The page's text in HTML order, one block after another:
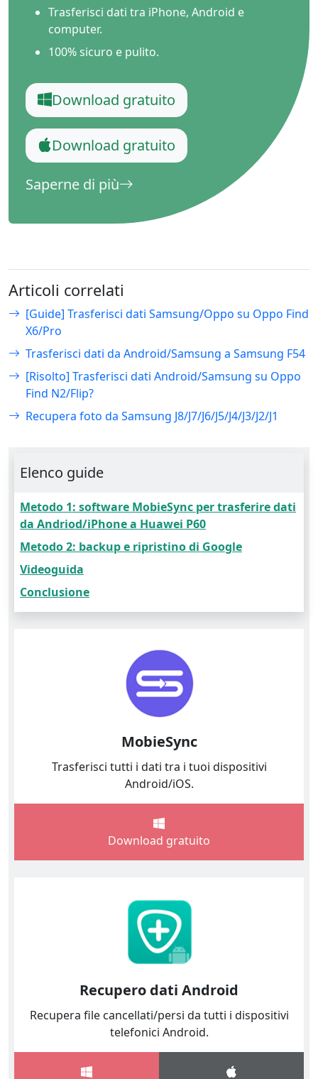
Elenco guide
Metodo 1: software MobieSync per trasferire dati
da Andriod/iPhone a Huawei P60
Metodo 2: backup e ripristino di Google
Videoguida
Conclusione
MobieSync
Trasferisci tutti i dati tra i tuoi dispositivi
Android/iOS.
Download gratuito
Recupero dati Android
Recupera file cancellati/persi da tutti i dispositivi
telefonici Android.
Trasferisci dati tra iPhone, Android e
computer.
100% sicuro e pulito.
Download gratuito
Download gratuito
Saperne di più
Articoli correlati
[Guide] Trasferisci dati Samsung/Oppo su Oppo Find
X6/Pro
Trasferisci dati da Android/Samsung a Samsung F54
[Risolto] Trasferisci dati Android/Samsung su Oppo
Find N2/Flip?
Recupera foto da Samsung J8/J7/J6/J5/J4/J3/J2/J1